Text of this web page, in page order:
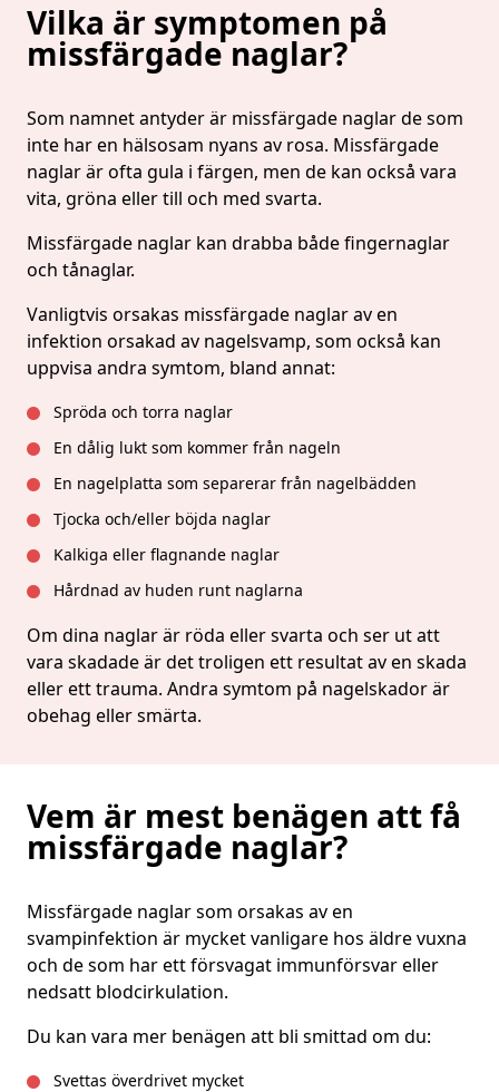
Vilka är symptomen på
missfärgade naglar?
Som namnet antyder är missfärgade naglar de som
inte har en hälsosam nyans av rosa. Missfärgade
naglar är ofta gula i färgen, men de kan också vara
vita, gröna eller till och med svarta.
Missfärgade naglar kan drabba både fingernaglar
och tånaglar.
Vanligtvis orsakas missfärgade naglar av en
infektion orsakad av nagelsvamp, som också kan
uppvisa andra symtom, bland annat:
Spröda och torra naglar
En dålig lukt som kommer från nageln
En nagelplatta som separerar från nagelbädden
Tjocka och/eller böjda naglar
Kalkiga eller flagnande naglar
Hårdnad av huden runt naglarna
Om dina naglar är röda eller svarta och ser ut att
vara skadade är det troligen ett resultat av en skada
eller ett trauma. Andra symtom på nagelskador är
obehag eller smärta.
Vem är mest benägen att få
missfärgade naglar?
Missfärgade naglar som orsakas av en
svampinfektion är mycket vanligare hos äldre vuxna
och de som har ett försvagat immunförsvar eller
nedsatt blodcirkulation.
Du kan vara mer benägen att bli smittad om du:
Svettas överdrivet mycket